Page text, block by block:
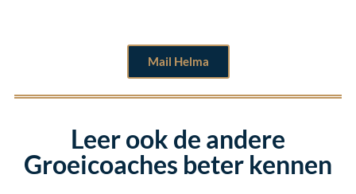
Mail Helma
Leer ook de andere
Groeicoaches beter kennen